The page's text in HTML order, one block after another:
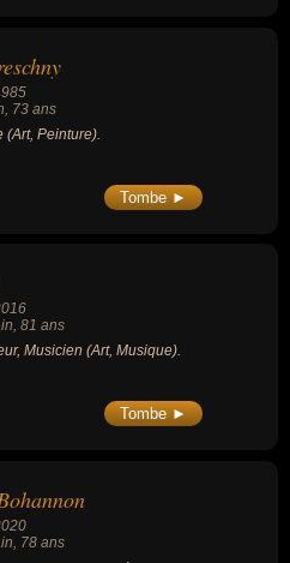
, 73 ans
(Art, Peinture).
Tombe ►
, 81 ans
Musicien (Art, Musique).
Tombe ►
, 78 ans